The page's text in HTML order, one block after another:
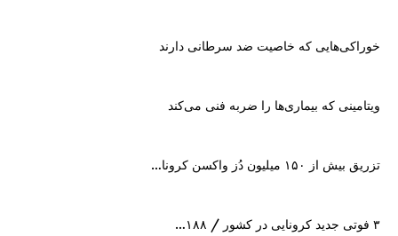
خوراکی‌هایی که خاصیت ضد سرطانی دارند
ویتامینی که بیماری‌ها را ضربه فنی می‌کند
تزریق بیش از ۱۵۰ میلیون دُز واکسن کرونا…
۳ فوتی جدید کرونایی در کشور / ۱۸۸…